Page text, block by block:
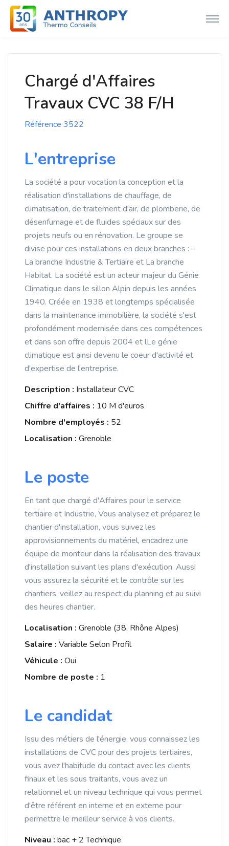
Chargé d'Affaires
Travaux CVC 38 F/H
Référence 3522
L'entreprise
La société a pour vocation la conception et la
réalisation d'installations de chauffage, de
climatisation, de traitement d'air, de plomberie, de
désenfumage et de fluides spéciaux sur des
projets neufs ou en rénovation. Le groupe se
divise pour ces installations en deux branches : –
La branche Industrie & Tertiaire et La branche
Habitat. La société est un acteur majeur du Génie
Climatique dans le sillon Alpin depuis les années
1940. Créée en 1938 et longtemps spécialisée
dans la maintenance immobilière, la société s'est
profondément modernisée dans ces compétences
et dans son offre depuis 2004 et lLe génie
climatique est ainsi devenu le coeur d'activité et
d'expertise de l'entreprise.
Description : Installateur CVC
Chiffre d'affaires : 10 M d'euros
Nombre d'employés : 52
Localisation : Grenoble
Le poste
En tant que chargé d'Affaires pour le service
tertiaire et Industrie, Vous analysez et préparez le
chantier d'installation, vous suivez les
approvisionnements du matériel, encadrez une
équipe de monteur dans la réalisation des travaux
d'installation suivant les plans d'exécution. Aussi
vous assurez la sécurité et le contrôle sur les
chantiers, veillez au respect du planning et au suivi
des heures chantier.
Localisation : Grenoble (38, Rhône Alpes)
Salaire : Variable Selon Profil
Véhicule : Oui
Nombre de poste : 1
Le candidat
Issu des métiers de l'énergie, vous connaissez les
installations de CVC pour des projets tertiaires,
vous avez l'habitude du contact avec les clients
finaux et les sous traitants, vous avez un
relationnel et un niveau technique qui vous permet
d'être référent en interne et en externe pour
permettre le meilleur service à vos clients.
Niveau : bac + 2 Technique